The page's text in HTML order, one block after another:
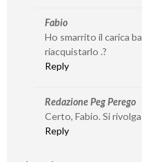
Fabio
Ho smarrito il carica
riacquistarlo .?
Reply
Redazione Peg Perego
Certo, Fabio. Si
Reply